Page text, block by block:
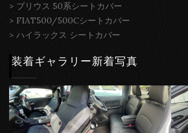
> プリウス 50系シートカバー
> FIAT500/500Cシートカバー
> ハイラックス シートカバー
装着ギャラリー新着写真